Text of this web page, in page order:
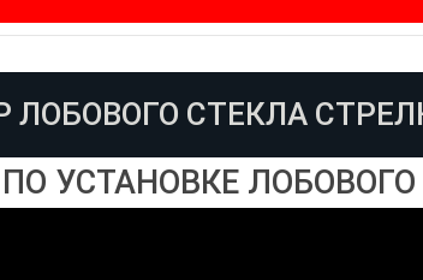
ЛОБОВОГО СТЕКЛА
УСТАНОВКЕ